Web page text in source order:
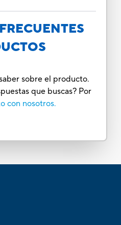
sobre el producto.
que buscas? Por
con nosotros.